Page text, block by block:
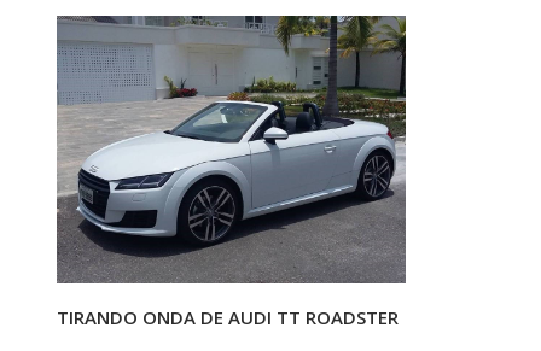
TIRANDO ONDA DE AUDI TT ROADSTER